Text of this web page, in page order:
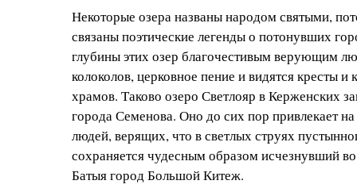
Некоторые озера названы народом святыми,
связаны поэтические легенды о потонувших
глубины этих озер благочестивым верующим
колоколов, церковное пение и видятся кресты
храмов. Таково озеро Светлояр в Керженских
города Семенова. Оно до сих пор привлекает
людей, верящих, что в светлых струях
сохраняется чудесным образом исчезнувший
Батыя город Большой Китеж.